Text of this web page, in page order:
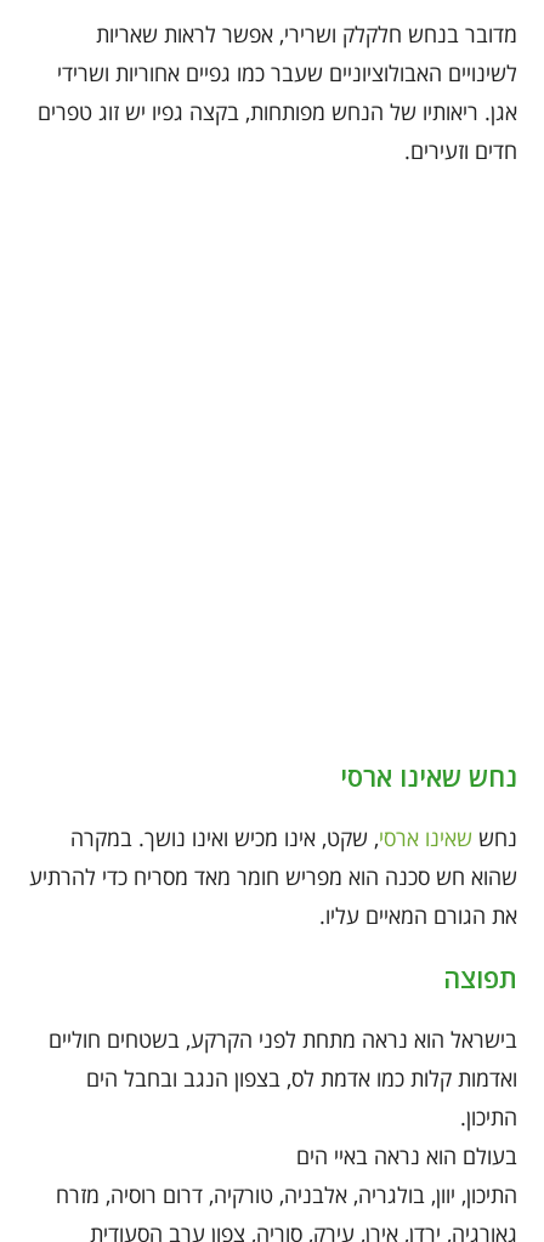
מדובר בנחש חלקלק ושרירי, אפשר לראות שאריות
לשינויים האבולוציוניים שעבר כמו גפיים אחוריות ושרידי
אגן. ריאותיו של הנחש מפותחות, בקצה גפיו יש זוג טפרים
חדים וזעירים.
נחש שאינו ארסי
נחש שאינו ארסי, שקט, אינו מכיש ואינו נושך. במקרה
שהוא חש סכנה הוא מפריש חומר מאד מסריח כדי להרתיע
את הגורם המאיים עליו.
תפוצה
בישראל הוא נראה מתחת לפני הקרקע, בשטחים חוליים
ואדמות קלות כמו אדמת לס, בצפון הנגב ובחבל הים
התיכון.
בעולם הוא נראה באיי הים
התיכון, יוון, בולגריה, אלבניה, טורקיה, דרום רוסיה, מזרח
גאורגיה, ירדן, אירן, עירק, סוריה, צפון ערב הסעודית